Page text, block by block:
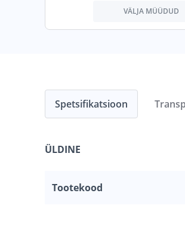
VÄLJA MÜÜDUD
Spetsifikatsioon
ÜLDINE
Tootekood